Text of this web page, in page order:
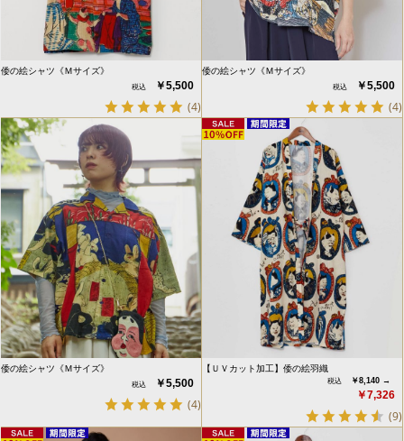
倭の絵シャツ《Ｍサイズ》
￥5,500
(4)
倭の絵シャツ《Ｍサイズ》
￥5,500
(4)
倭の絵シャツ《Ｍサイズ》
￥5,500
(4)
【ＵＶカット加工】倭の絵羽織
￥8,140 →
￥7,326
(9)